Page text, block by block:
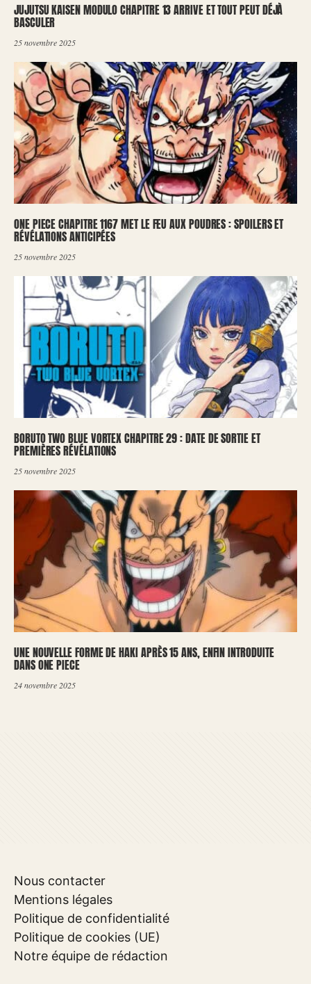
JUJUTSU KAISEN MODULO CHAPITRE 13 ARRIVE ET TOUT PEUT DÉJÀ
BASCULER
25 novembre 2025
ONE PIECE CHAPITRE 1167 MET LE FEU AUX POUDRES : SPOILERS ET
RÉVÉLATIONS ANTICIPÉES
25 novembre 2025
BORUTO TWO BLUE VORTEX CHAPITRE 29 : DATE DE SORTIE ET
PREMIÈRES RÉVÉLATIONS
25 novembre 2025
UNE NOUVELLE FORME DE HAKI APRÈS 15 ANS, ENFIN INTRODUITE
DANS ONE PIECE
24 novembre 2025
Nous contacter
Mentions légales
Politique de confidentialité
Politique de cookies (UE)
Notre équipe de rédaction